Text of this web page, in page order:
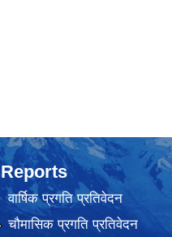
Reports
वार्षिक प्रगति प्रतिवेदन
चौमासिक प्रगति प्रतिवेदन